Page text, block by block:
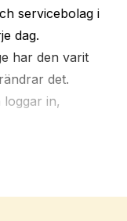
servicebolag i
dag.
har den varit
det.
loggar in,